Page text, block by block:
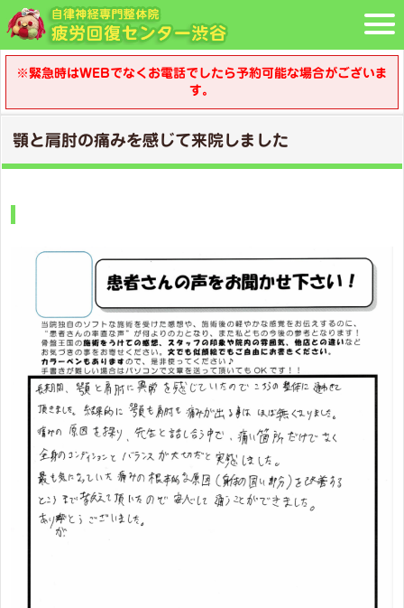
※緊急時はWEBでなくお電話でしたら予約可能な場合がございま
す。
顎と肩肘の痛みを感じて来院しました